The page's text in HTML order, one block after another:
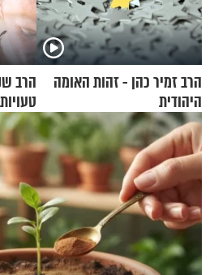
הרב זמיר כהן - זהות האומה
היהודית
הרב
טעויות